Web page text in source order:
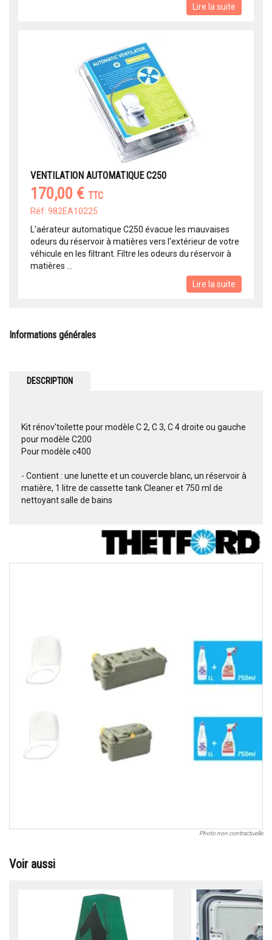
Lire la suite
VENTILATION AUTOMATIQUE C250
170,00 € TTC
Réf: 982EA10225
L'aérateur automatique C250 évacue les mauvaises
odeurs du réservoir à matières vers l'extérieur de votre
véhicule en les filtrant. Filtre les odeurs du réservoir à
matières ...
Lire la suite
Informations générales
DESCRIPTION
Kit rénov'toilette pour modèle C 2, C 3, C 4 droite ou gauche
pour modèle C200
Pour modèle c400
- Contient : une lunette et un couvercle blanc, un réservoir à
matière, 1 litre de cassette tank Cleaner et 750 ml de
nettoyant salle de bains
Photo non contractuelle
Voir aussi